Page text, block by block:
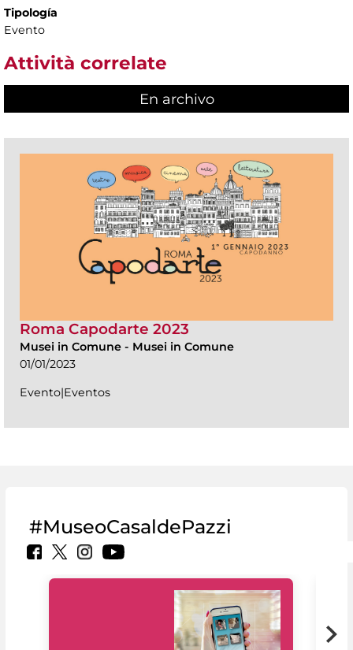
Tipología
Evento
Attività correlate
En archivo
Roma Capodarte 2023
Musei in Comune - Musei in Comune
01/01/2023
Evento|Eventos
#MuseoCasaldePazzi